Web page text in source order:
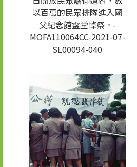
以百萬的民眾排隊進入國
父紀念館靈堂悼祭。-
MOFA110064CC-2021-07-
SL00094-040